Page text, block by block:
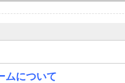
ムについて